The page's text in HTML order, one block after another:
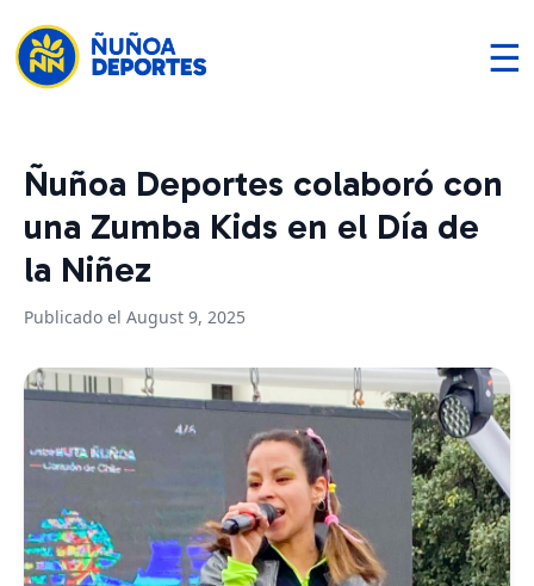
☰
Ñuñoa Deportes colaboró con
una Zumba Kids en el Día de
la Niñez
Publicado el August 9, 2025